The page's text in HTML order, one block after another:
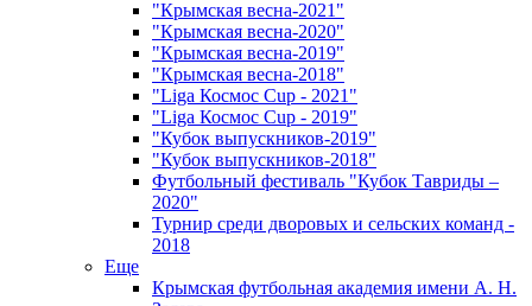
"Крымская весна-2021"
"Крымская весна-2020"
"Крымская весна-2019"
"Крымская весна-2018"
"Liga Космос Cup - 2021"
"Liga Космос Cup - 2019"
"Кубок выпускников-2019"
"Кубок выпускников-2018"
Футбольный фестиваль "Кубок Тавриды –
2020"
Турнир среди дворовых и сельских команд -
2018
Еще
Крымская футбольная академия имени А. Н.